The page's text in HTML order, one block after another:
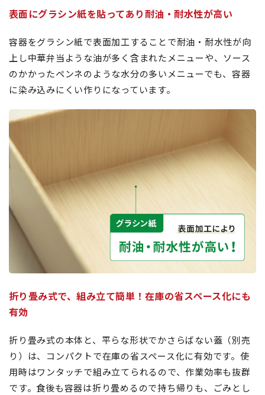
表面にグラシン紙を貼ってあり耐油・耐水性が高い
容器をグラシン紙で表面加工することで耐油・耐水性が向
上し中華弁当ような油が多く含まれたメニューや、ソース
のかかったペンネのような水分の多いメニューでも、容器
に染み込みにくい作りになっています。
折り畳み式で、組み立て簡単！在庫の省スペース化にも
有効
折り畳み式の本体と、平らな形状でかさらばない蓋（別売
り）は、コンパクトで在庫の省スペース化に有効です。使
用時はワンタッチで組み立てられるので、作業効率も抜群
です。食後も容器は折り畳めるので持ち帰りも、ごみとし